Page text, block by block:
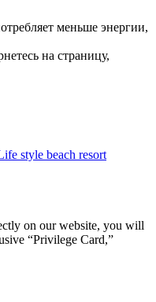
меньше энергии,
на страницу,
style beach resort
on our website, you will
“Privilege Card,”